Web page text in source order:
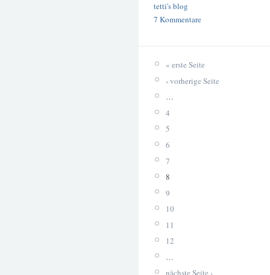
tetti's blog
7 Kommentare
« erste Seite
‹ vorherige Seite
…
4
5
6
7
8
9
10
11
12
…
nächste Seite ›